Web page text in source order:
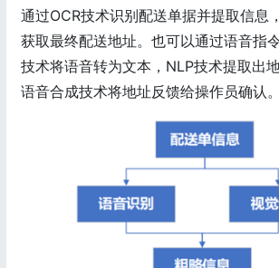
通过OCR技术识别配送单据并提取信息
获取最终配送地址。也可以通过语音指
技术将语音转为文本，NLP技术提取出
语音合成技术将地址反馈给操作员确认。